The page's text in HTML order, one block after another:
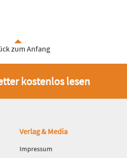
zum Anfang
kostenlos lesen
Verlag & Media
Impressum